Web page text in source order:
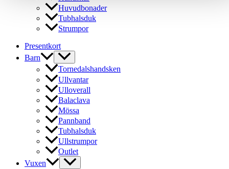
Huvudbonader
Tubhalsduk
Strumpor
Presentkort
Barn
Tornedalshandsken
Ullvantar
Ulloverall
Balaclava
Mössa
Pannband
Tubhalsduk
Ullstrumpor
Outlet
Vuxen